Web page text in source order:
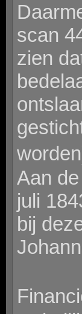
scan
zien
Aan
juli
bij